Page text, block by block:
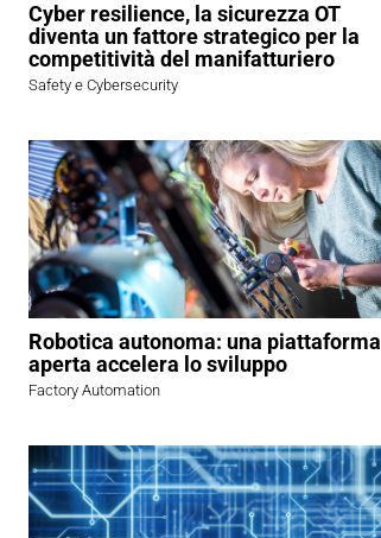
Cyber resilience, la sicurezza OT
diventa un fattore strategico per la
competitività del manifatturiero
Safety e Cybersecurity
Robotica autonoma: una piattaforma
aperta accelera lo sviluppo
Factory Automation